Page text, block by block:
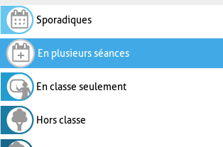
Sporadiques
En plusieurs séances
En classe seulement
Hors classe